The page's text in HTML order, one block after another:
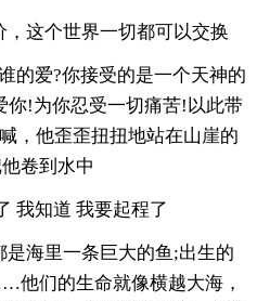
，这个世界一切都可以交换
的爱?你接受的是一个天神的
你!为你忍受一切痛苦!以此带
，他歪歪扭扭地站在山崖的
卷到水中
我知道 我要起程了
是海里一条巨大的鱼;出生的
他们的生命就像横越大海，